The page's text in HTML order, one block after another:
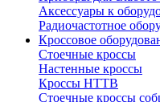
Аксессуары к
Радиочастотное
Кроссовое
Стоечные кроссы
Настенные кроссы
Кроссы HTTB
Стоечные кроссы